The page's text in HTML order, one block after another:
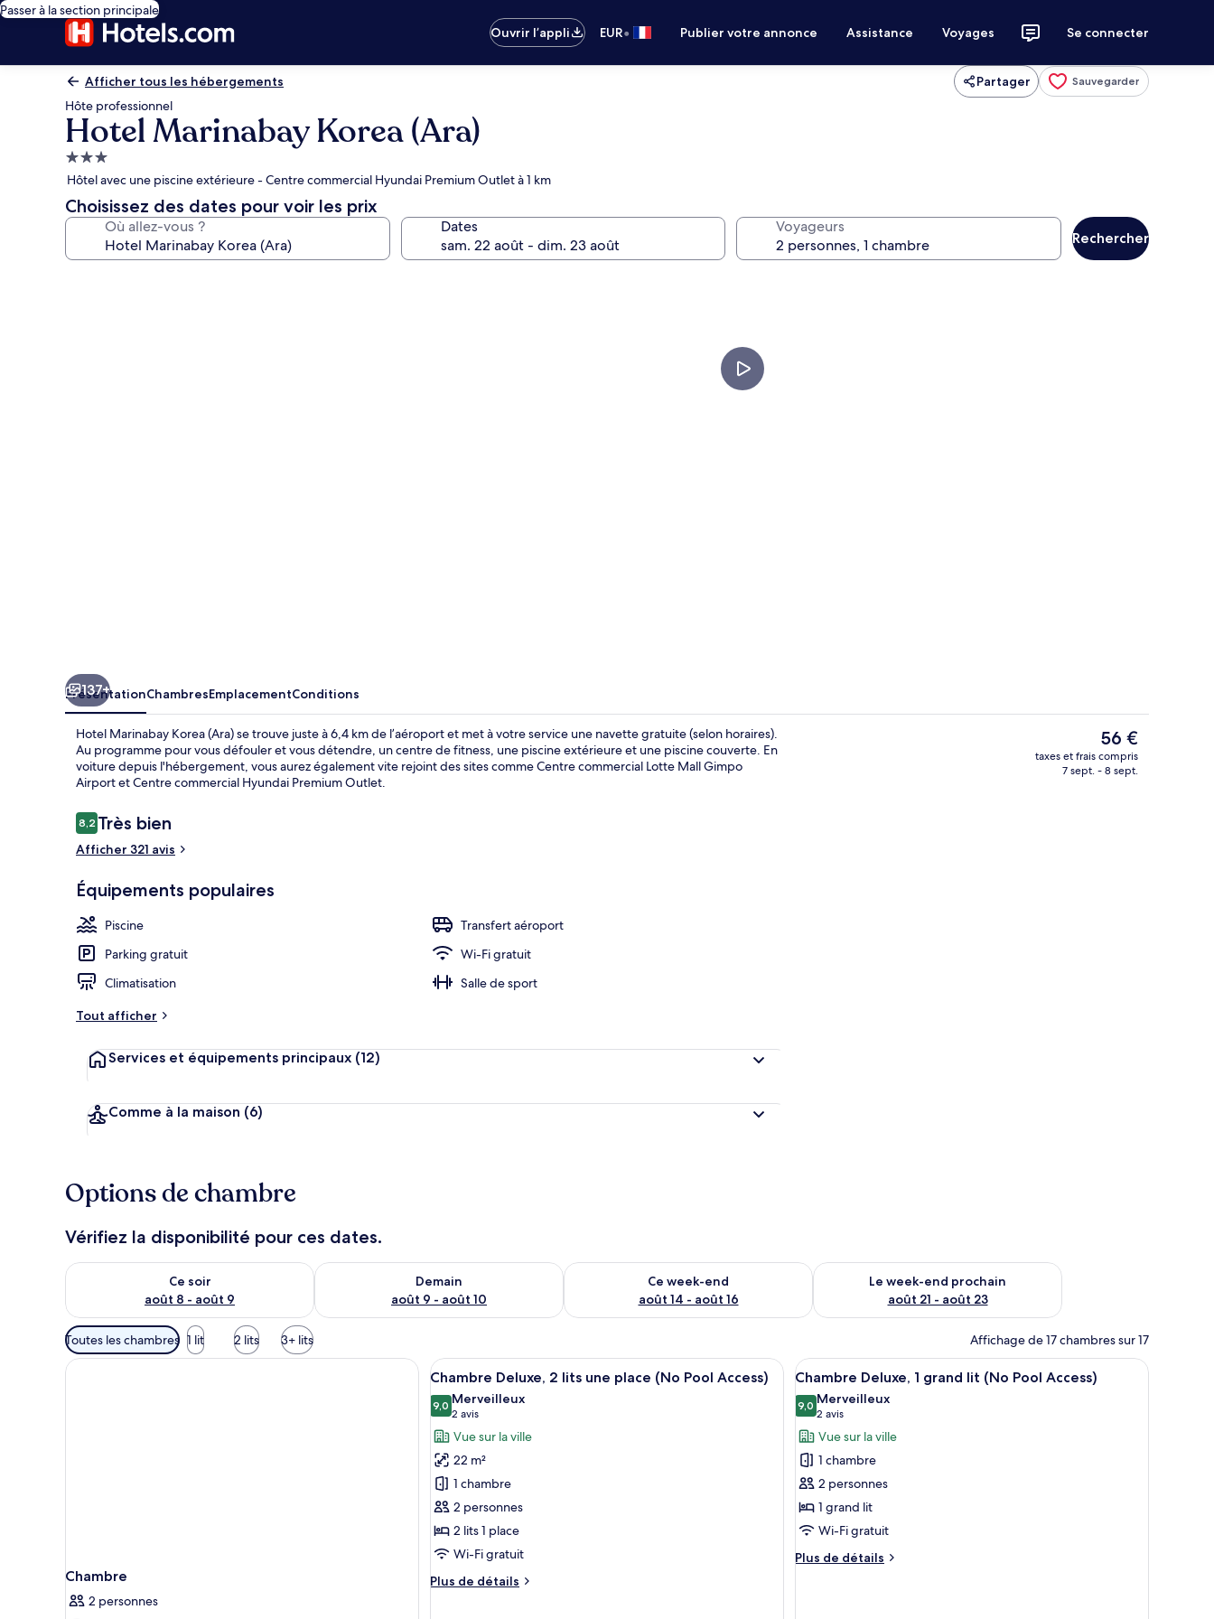
Passer à la section principale
Ouvrir l’appli
EUR• Publier votre annonce Assistance Voyages Se connecter
Afficher tous les hébergements Partager Sauvegarder
Hôte professionnel
Hotel Marinabay Korea (Ara)
Hébergement
3.0 étoiles
Hôtel avec une piscine extérieure - Centre commercial Hyundai Premium Outlet à 1 km
Choisissez des dates pour voir les prix
Où allez-vous ? Dates Voyageurs
Rechercher
Bureau, chambres insonorisées, Wi-
137+
PrésentationChambresEmplacementConditions
Hotel Marinabay Korea (Ara) se trouve juste à 6,4 km de l’aéroport et met à votre service une navette gratuite (selon horaires).
Au programme pour vous défouler et vous détendre, un centre de fitness, une piscine extérieure et une piscine couverte. En
voiture depuis l'hébergement, vous aurez également vite rejoint des sites comme Centre commercial Lotte Mall Gimpo
Airport et Centre commercial Hyundai Premium Outlet.
Avis
voyageurs
8,28,2 sur 10
Très bien
Afficher 321 avis
Équipements populaires
Piscine
Transfert aéroport
Parking gratuit
Wi-Fi gratuit
Climatisation
Salle de sport
Tout afficher
Services et équipements principaux (12)
Comme à la maison (6)
Le
prix
actuel
56 €
taxes et frais compris
7 sept. - 8 sept.
Options de chambre
Vérifiez la disponibilité pour ces dates.
Ce soir
août 8 - août 9
Vérifier la disponibilité pour ce soir août 8 - août 9
Demain
août 9 - août 10
Vérifier la disponibilité pour demain août 9 - août 10
Ce week-end
août 14 - août 16
Vérifier la disponibilité pour ce week-end août 14 - août 16
Le week-end prochain
août 21 - août 23
Vérifier la disponibilité pour le week-end prochain août 21 -
Filtres
disponibles
pour
Toutes les chambres 1 lit 2 lits 3+ lits Affichage de 17 chambres sur 17
Chambre
2 personnes
Afficher
toutes
les
photos
pour
ce
type
de
chambre :
Chambre
Deluxe,
Une chambre d’hôtel moderne avec deux lits, un téléviseur à écran plat fixé au mur, une table de chevet avec une
9
Chambre Deluxe, 2 lits une place (No Pool Access)
9,09,0 sur 10
Merveilleux
2 avis
(2 avis)
Vue sur la ville
22 m²
1 chambre
2 personnes
2 lits 1 place
Wi-Fi gratuit
Plus de détails
Plus
Afficher
toutes
les
photos
pour
ce
type
de
chambre :
Chambre
Une chambre d’hôtel moderne dotée d’un
8
Chambre Deluxe, 1 grand lit (No Pool Access)
9,09,0 sur 10
Merveilleux
2 avis
(2 avis)
Vue sur la ville
1 chambre
2 personnes
1 grand lit
Wi-Fi gratuit
Plus de détails
Plus